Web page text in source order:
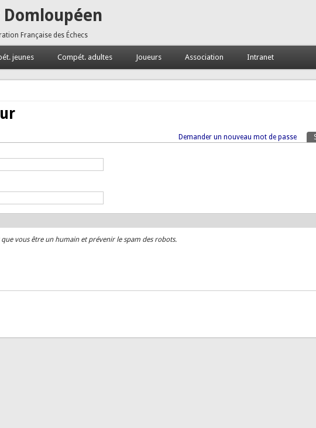
Française des Échecs
jeunes Compét. adultes Joueurs Association Intranet
Demander un nouveau mot de passe
vous être un humain et prévenir le spam des robots.